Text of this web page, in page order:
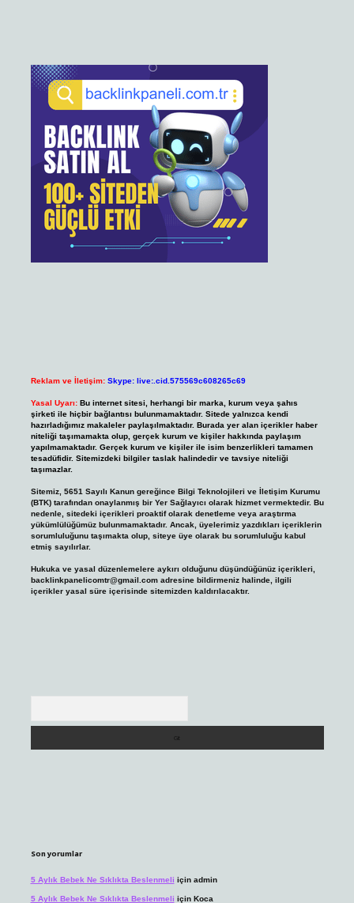
Reklam ve İletişim: Skype: live:.cid.575569c608265c69
Yasal Uyarı: Bu internet sitesi, herhangi bir marka, kurum veya şahıs
şirketi ile hiçbir bağlantısı bulunmamaktadır. Sitede yalnızca kendi
hazırladığımız makaleler paylaşılmaktadır. Burada yer alan içerikler haber
niteliği taşımamakta olup, gerçek kurum ve kişiler hakkında paylaşım
yapılmamaktadır. Gerçek kurum ve kişiler ile isim benzerlikleri tamamen
tesadüfidir. Sitemizdeki bilgiler taslak halindedir ve tavsiye niteliği
taşımazlar.
Sitemiz, 5651 Sayılı Kanun gereğince Bilgi Teknolojileri ve İletişim Kurumu
(BTK) tarafından onaylanmış bir Yer Sağlayıcı olarak hizmet vermektedir. Bu
nedenle, sitedeki içerikleri proaktif olarak denetleme veya araştırma
yükümlülüğümüz bulunmamaktadır. Ancak, üyelerimiz yazdıkları içeriklerin
sorumluluğunu taşımakta olup, siteye üye olarak bu sorumluluğu kabul
etmiş sayılırlar.
Hukuka ve yasal düzenlemelere aykırı olduğunu düşündüğünüz içerikleri,
backlinkpanelicomtr@gmail.comadresine bildirmeniz halinde, ilgili
içerikler yasal süre içerisinde sitemizden kaldırılacaktır.
Son yorumlar
5 Aylık Bebek Ne Sıklıkta Beslenmeli için admin
5 Aylık Bebek Ne Sıklıkta Beslenmeli için Koca